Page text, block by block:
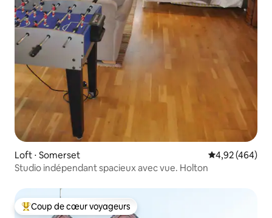
Loft ⋅ Somerset Évaluation
4,92 (464)
Studio indépendant spacieux avec vue. Holton
Coups de cœur voyageurs les plus appréciés
Coup de cœur voyageurs